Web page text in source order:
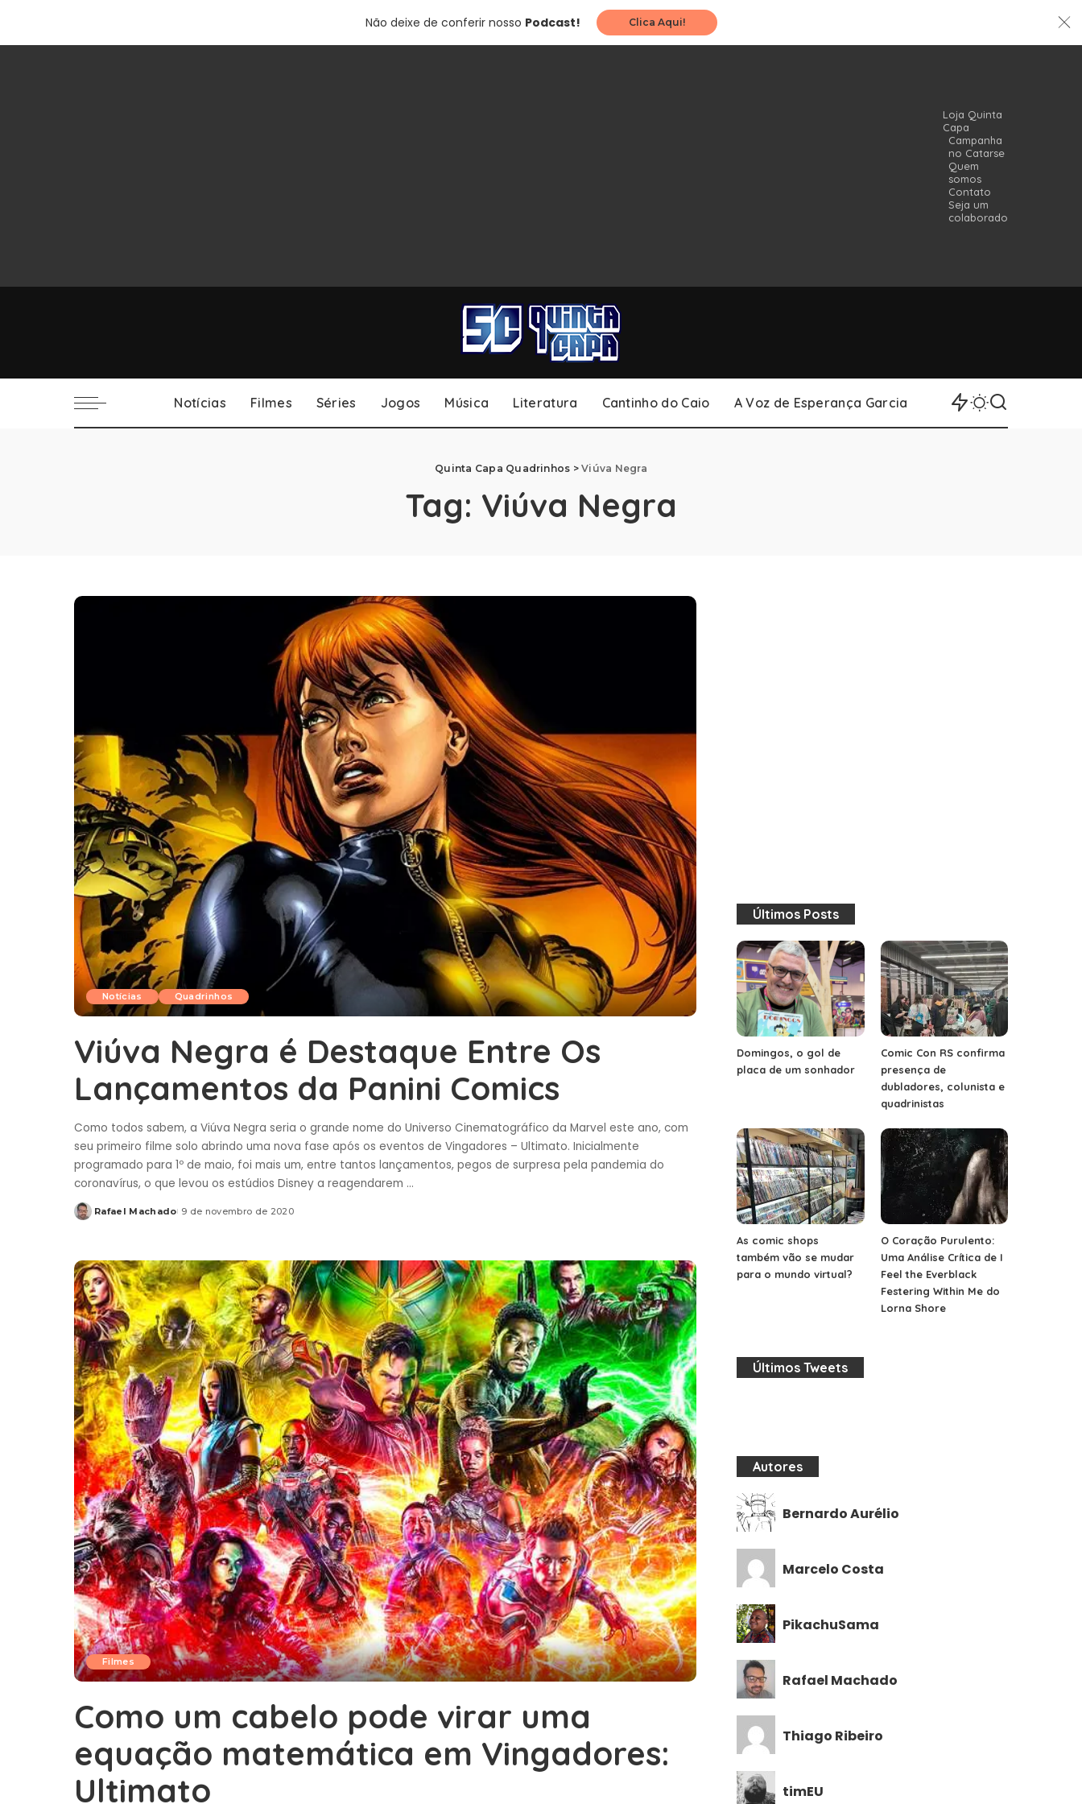
Não deixe de conferir nosso Podcast! Clica Aqui!
Loja Quinta
Capa
Campanha
no Catarse
Quem
somos
Contato
Seja um
colaborador
Notícias Filmes Séries Jogos Música Literatura Cantinho do Caio A Voz de Esperança Garcia
Quinta Capa Quadrinhos >Viúva Negra
Tag: Viúva Negra
Notícias Quadrinhos
Viúva Negra é Destaque Entre Os
Lançamentos da Panini Comics
Como todos sabem, a Viúva Negra seria o grande nome do Universo Cinematográfico da Marvel este ano, com
seu primeiro filme solo abrindo uma nova fase após os eventos de Vingadores – Ultimato. Inicialmente
programado para 1º de maio, foi mais um, entre tantos lançamentos, pegos de surpresa pela pandemia do
coronavírus, o que levou os estúdios Disney a reagendarem ...
Posted
Rafael Machado 9 de novembro de 2020
Filmes
Como um cabelo pode virar uma
equação matemática em Vingadores:
Ultimato
Últimos Posts
Domingos, o gol de
placa de um sonhador
Comic Con RS confirma
presença de
dubladores, colunista e
quadrinistas
As comic shops
também vão se mudar
para o mundo virtual?
O Coração Purulento:
Uma Análise Crítica de I
Feel the Everblack
Festering Within Me do
Lorna Shore
Últimos Tweets
Autores
Bernardo Aurélio
Marcelo Costa
PikachuSama
Rafael Machado
Thiago Ribeiro
timEU